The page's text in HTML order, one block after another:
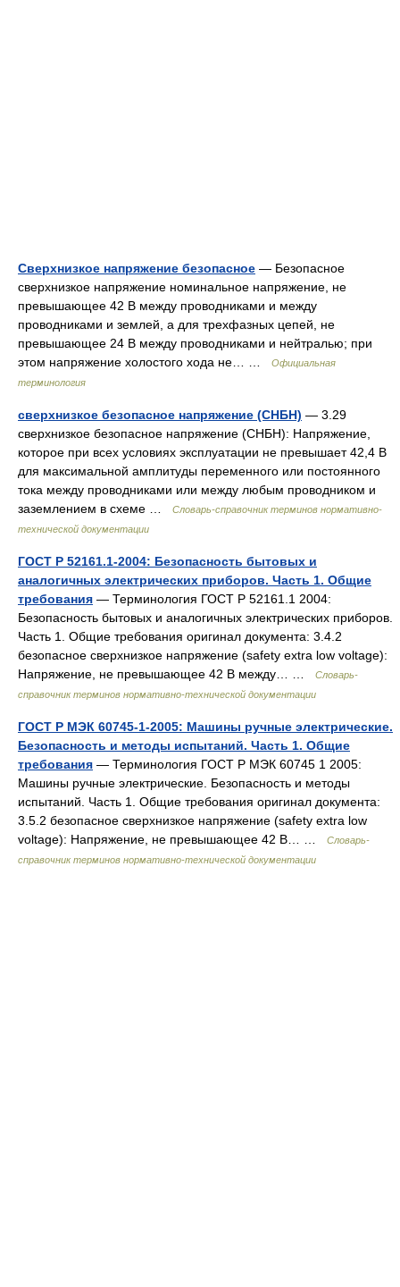
Сверхнизкое напряжение безопасное — Безопасное
сверхнизкое напряжение номинальное напряжение, не
превышающее 42 В между проводниками и между
проводниками и землей, а для трехфазных цепей, не
превышающее 24 В между проводниками и нейтралью; при
этом напряжение холостого хода не… …
Официальная
терминология
сверхнизкое безопасное напряжение (СНБН) — 3.29
сверхнизкое безопасное напряжение (СНБН): Напряжение,
которое при всех условиях эксплуатации не превышает 42,4 В
для максимальной амплитуды переменного или постоянного
тока между проводниками или между любым проводником и
заземлением в схеме …
Словарь-справочник терминов нормативно-
технической документации
ГОСТ Р 52161.1-2004: Безопасность бытовых и
аналогичных электрических приборов. Часть 1. Общие
требования — Терминология ГОСТ Р 52161.1 2004:
Безопасность бытовых и аналогичных электрических приборов.
Часть 1. Общие требования оригинал документа: 3.4.2
безопасное сверхнизкое напряжение (safety extra low voltage):
Напряжение, не превышающее 42 В между… …
Словарь-
справочник терминов нормативно-технической документации
ГОСТ Р МЭК 60745-1-2005: Машины ручные электрические.
Безопасность и методы испытаний. Часть 1. Общие
требования — Терминология ГОСТ Р МЭК 60745 1 2005:
Машины ручные электрические. Безопасность и методы
испытаний. Часть 1. Общие требования оригинал документа:
3.5.2 безопасное сверхнизкое напряжение (safety extra low
voltage): Напряжение, не превышающее 42 В… …
Словарь-
справочник терминов нормативно-технической документации